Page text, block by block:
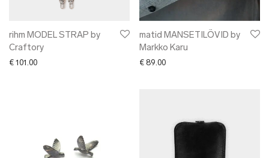
rihm MODEL STRAP by
Craftory
€ 101.00
matid MANSETILÕVID by
Markko Karu
€ 89.00